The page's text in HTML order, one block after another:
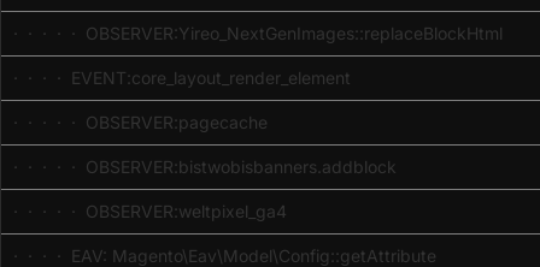
· · · · · OBSERVER:Yireo_NextGenImages::replaceBlockHtml
· · · · EVENT:core_layout_render_element
· · · · · OBSERVER:pagecache
· · · · · OBSERVER:bistwobisbanners.addblock
· · · · · OBSERVER:weltpixel_ga4
· · · · EAV: Magento\Eav\Model\Config::getAttribute